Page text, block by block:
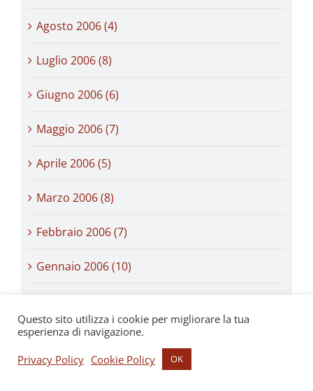
Agosto 2006 (4)
Luglio 2006 (8)
Giugno 2006 (6)
Maggio 2006 (7)
Aprile 2006 (5)
Marzo 2006 (8)
Febbraio 2006 (7)
Gennaio 2006 (10)
Novembre 2005 (8)
Ottobre 2005 (7)
Questo sito utilizza i cookie per migliorare la tua
esperienza di navigazione.
Privacy Policy Cookie Policy OK